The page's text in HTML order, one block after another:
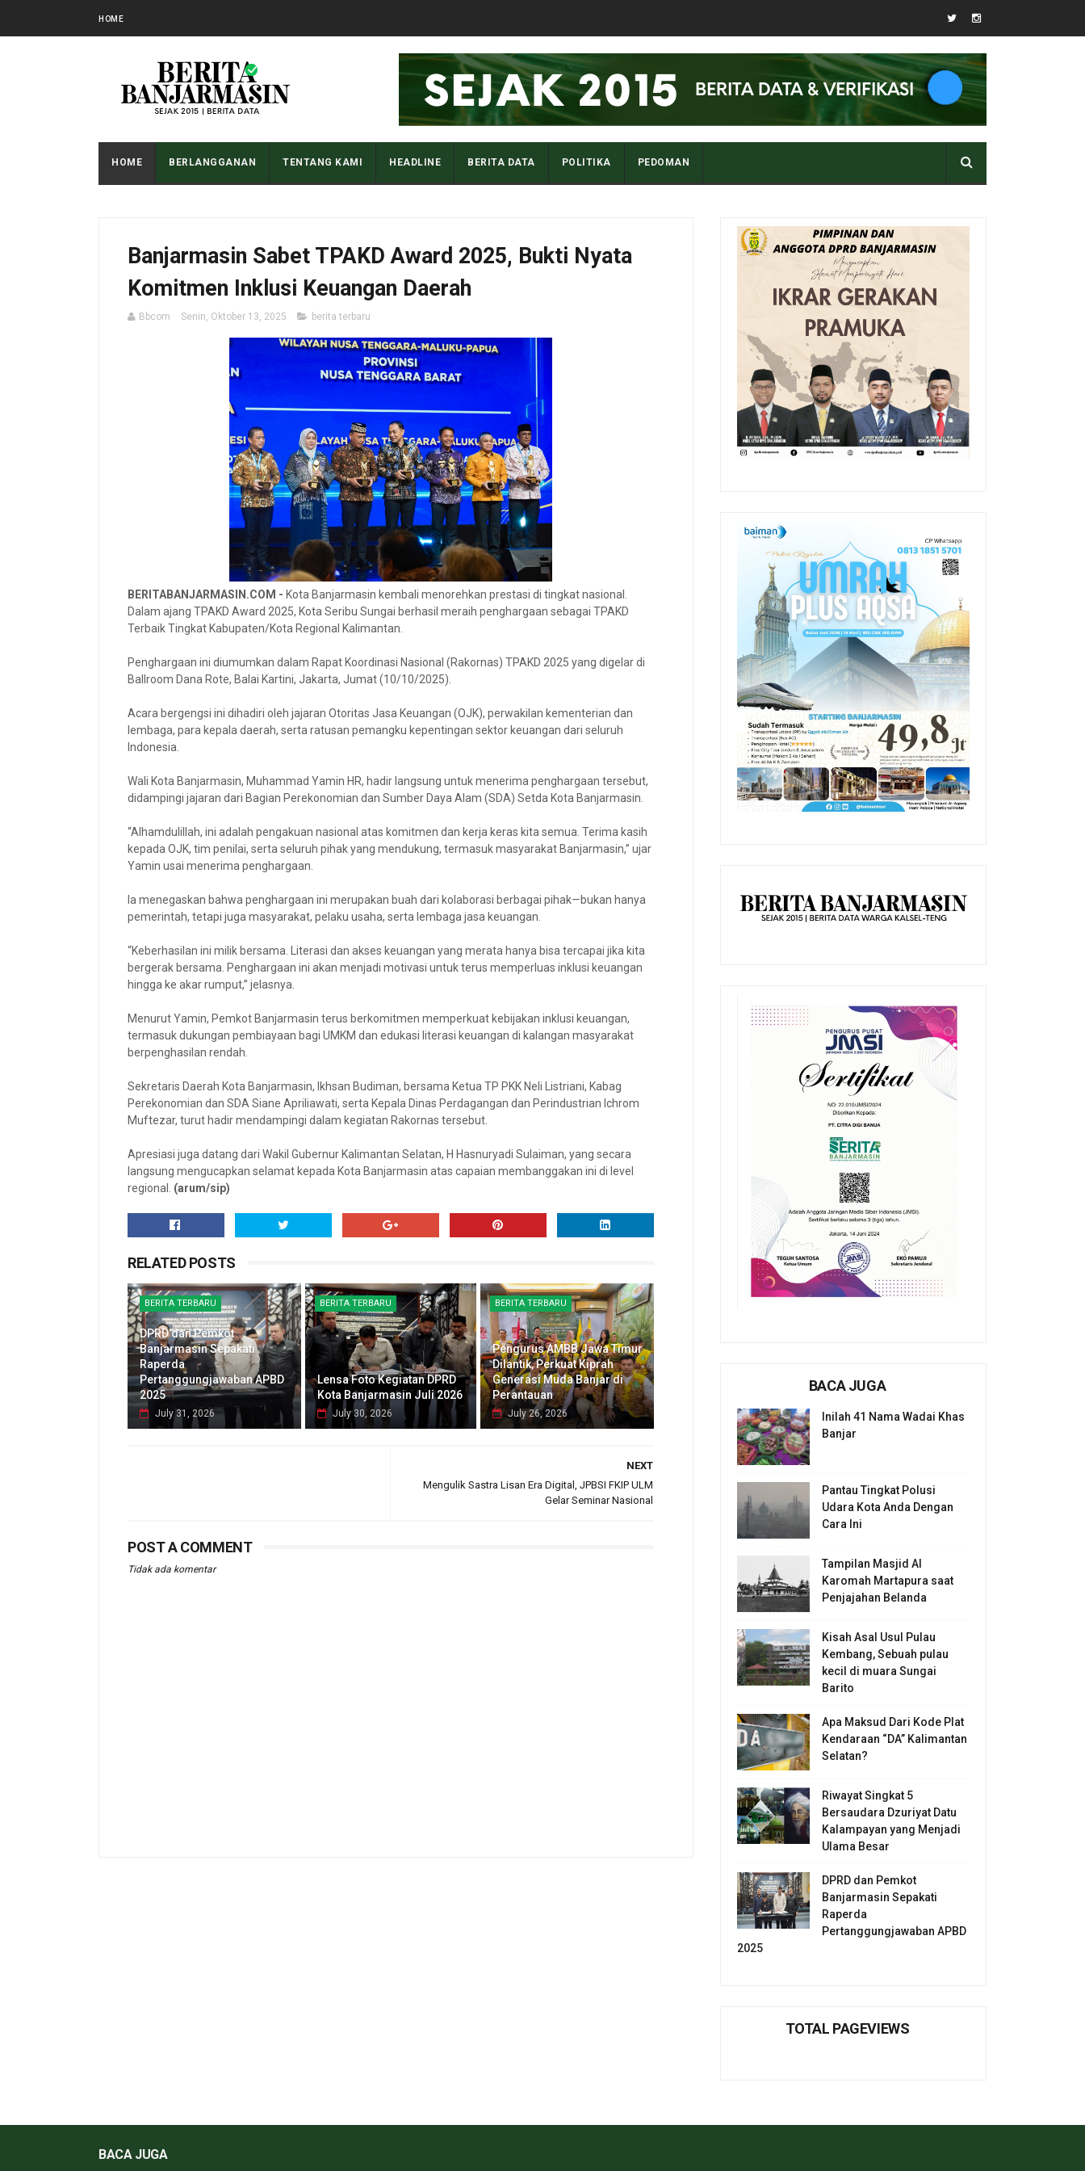
HOME
HOME BERLANGGANAN TENTANG KAMI HEADLINE BERITA DATA POLITIKA PEDOMAN
Banjarmasin Sabet TPAKD Award 2025, Bukti Nyata
Komitmen Inklusi Keuangan Daerah
Bbcom Senin, Oktober 13, 2025 berita terbaru
BERITABANJARMASIN.COM - Kota Banjarmasin kembali menorehkan prestasi di tingkat nasional.
Dalam ajang TPAKD Award 2025, Kota Seribu Sungai berhasil meraih penghargaan sebagai TPAKD
Terbaik Tingkat Kabupaten/Kota Regional Kalimantan.
Penghargaan ini diumumkan dalam Rapat Koordinasi Nasional (Rakornas) TPAKD 2025 yang digelar di
Ballroom Dana Rote, Balai Kartini, Jakarta, Jumat (10/10/2025).
Acara bergengsi ini dihadiri oleh jajaran Otoritas Jasa Keuangan (OJK), perwakilan kementerian dan
lembaga, para kepala daerah, serta ratusan pemangku kepentingan sektor keuangan dari seluruh
Indonesia.
Wali Kota Banjarmasin, Muhammad Yamin HR, hadir langsung untuk menerima penghargaan tersebut,
didampingi jajaran dari Bagian Perekonomian dan Sumber Daya Alam (SDA) Setda Kota Banjarmasin.
“Alhamdulillah, ini adalah pengakuan nasional atas komitmen dan kerja keras kita semua. Terima kasih
kepada OJK, tim penilai, serta seluruh pihak yang mendukung, termasuk masyarakat Banjarmasin,” ujar
Yamin usai menerima penghargaan.
Ia menegaskan bahwa penghargaan ini merupakan buah dari kolaborasi berbagai pihak—bukan hanya
pemerintah, tetapi juga masyarakat, pelaku usaha, serta lembaga jasa keuangan.
“Keberhasilan ini milik bersama. Literasi dan akses keuangan yang merata hanya bisa tercapai jika kita
bergerak bersama. Penghargaan ini akan menjadi motivasi untuk terus memperluas inklusi keuangan
hingga ke akar rumput,” jelasnya.
Menurut Yamin, Pemkot Banjarmasin terus berkomitmen memperkuat kebijakan inklusi keuangan,
termasuk dukungan pembiayaan bagi UMKM dan edukasi literasi keuangan di kalangan masyarakat
berpenghasilan rendah.
Sekretaris Daerah Kota Banjarmasin, Ikhsan Budiman, bersama Ketua TP PKK Neli Listriani, Kabag
Perekonomian dan SDA Siane Apriliawati, serta Kepala Dinas Perdagangan dan Perindustrian Ichrom
Muftezar, turut hadir mendampingi dalam kegiatan Rakornas tersebut.
Apresiasi juga datang dari Wakil Gubernur Kalimantan Selatan, H Hasnuryadi Sulaiman, yang secara
langsung mengucapkan selamat kepada Kota Banjarmasin atas capaian membanggakan ini di level
regional. (arum/sip)
RELATED POSTS
BERITA TERBARU
DPRD dan Pemkot
Banjarmasin Sepakati
Raperda
Pertanggungjawaban APBD
2025
July 31, 2026
BERITA TERBARU
Lensa Foto Kegiatan DPRD
Kota Banjarmasin Juli 2026
July 30, 2026
BERITA TERBARU
Pengurus AMBB Jawa Timur
Dilantik, Perkuat Kiprah
Generasi Muda Banjar di
Perantauan
July 26, 2026
NEXT
Mengulik Sastra Lisan Era Digital, JPBSI FKIP ULM
Gelar Seminar Nasional
POST A COMMENT
Tidak ada komentar
BACA JUGA
Inilah 41 Nama Wadai Khas
Banjar
Pantau Tingkat Polusi
Udara Kota Anda Dengan
Cara Ini
Tampilan Masjid Al
Karomah Martapura saat
Penjajahan Belanda
Kisah Asal Usul Pulau
Kembang, Sebuah pulau
kecil di muara Sungai
Barito
Apa Maksud Dari Kode Plat
Kendaraan “DA” Kalimantan
Selatan?
Riwayat Singkat 5
Bersaudara Dzuriyat Datu
Kalampayan yang Menjadi
Ulama Besar
DPRD dan Pemkot
Banjarmasin Sepakati
Raperda
Pertanggungjawaban APBD
2025
TOTAL PAGEVIEWS
BACA JUGA